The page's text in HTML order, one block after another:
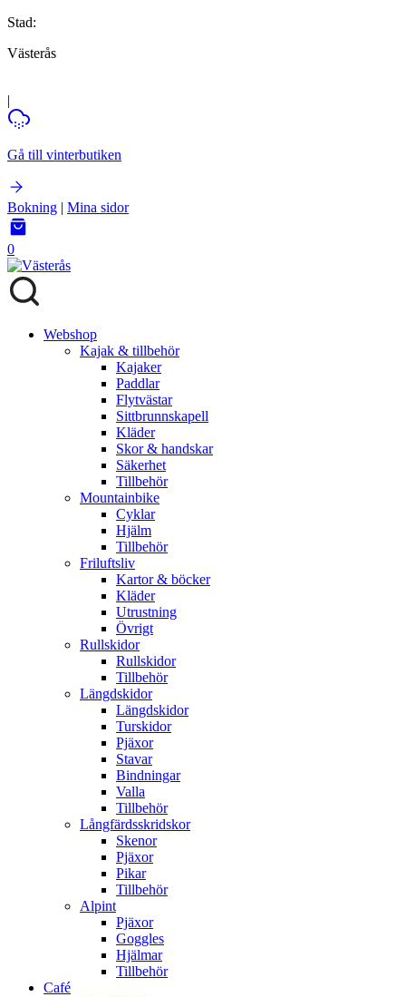
Stad:
Västerås
|
Gå till vinterbutiken
Bokning | Mina sidor
0
Webshop
Kajak & tillbehör
Kajaker
Paddlar
Flytvästar
Sittbrunnskapell
Kläder
Skor & handskar
Säkerhet
Tillbehör
Mountainbike
Cyklar
Hjälm
Tillbehör
Friluftsliv
Kartor & böcker
Kläder
Utrustning
Övrigt
Rullskidor
Rullskidor
Tillbehör
Längdskidor
Längdskidor
Turskidor
Pjäxor
Stavar
Bindningar
Valla
Tillbehör
Långfärdsskridskor
Skenor
Pjäxor
Pikar
Tillbehör
Alpint
Pjäxor
Goggles
Hjälmar
Tillbehör
Café